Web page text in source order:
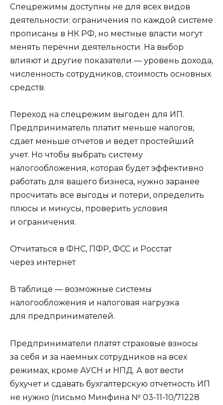
Спецрежимы доступны не для всех видов
деятельности: ограничения по каждой системе
прописаны в НК РФ, но местные власти могут
менять перечни деятельности. На выбор
влияют и другие показатели — уровень дохода,
численность сотрудников, стоимость основных
средств.
Переход на спецрежим выгоден для ИП.
Предприниматель платит меньше налогов,
сдает меньше отчетов и ведет простейший
учет. Но чтобы выбрать систему
налогообложения, которая будет эффективно
работать для вашего бизнеса, нужно заранее
просчитать все выгоды и потери, определить
плюсы и минусы, проверить условия
и ограничения.
Отчитаться в ФНС, ПФР, ФСС и Росстат
через интернет
В таблице — возможные системы
налогообложения и налоговая нагрузка
для предпринимателей.
Предприниматели платят страховые взносы
за себя и за наемных сотрудников на всех
режимах, кроме АУСН и НПД. А вот вести
бухучет и сдавать бухгалтерскую отчетность ИП
не нужно (письмо Минфина № 03-11-10/71228